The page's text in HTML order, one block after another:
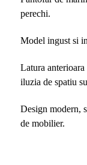
perechi.
Model ingust si
Latura
iluzia de spatiu
Design modern,
de mobilier.